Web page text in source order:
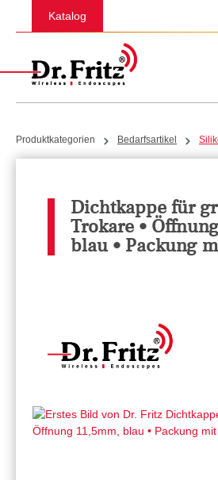
Zum Hauptinhalt springen
Katalog
Produktkategorien Bedarfsartikel
Dichtkappe für
Trokare •
blau • Packung